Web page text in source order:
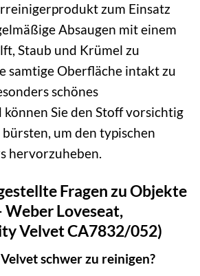
zum Einsatz
Absaugen mit einem
Staub und Krümel zu
samtige Oberfläche intakt zu
schönes
können Sie den Stoff vorsichtig
um den typischen
hervorzuheben.
Fragen zu Objekte
Weber Loveseat,
Velvet CA7832/052)
schwer zu reinigen?